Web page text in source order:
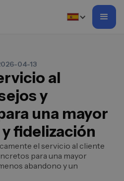
04-13
al
y
una mayor
fidelización
el servicio al cliente
para una mayor
abandono y un